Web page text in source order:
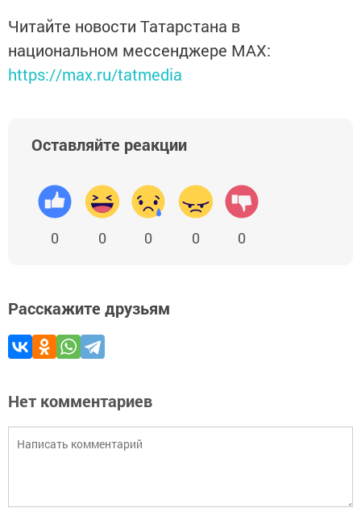
Читайте новости Татарстана в
национальном мессенджере MАХ:
https://max.ru/tatmedia
Оставляйте реакции
0 0 0 0 0
Расскажите друзьям
Нет комментариев